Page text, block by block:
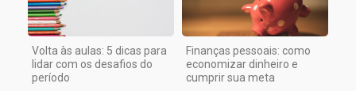
Volta às aulas: 5 dicas para
lidar com os desafios do
período
Finanças pessoais: como
economizar dinheiro e
cumprir sua meta